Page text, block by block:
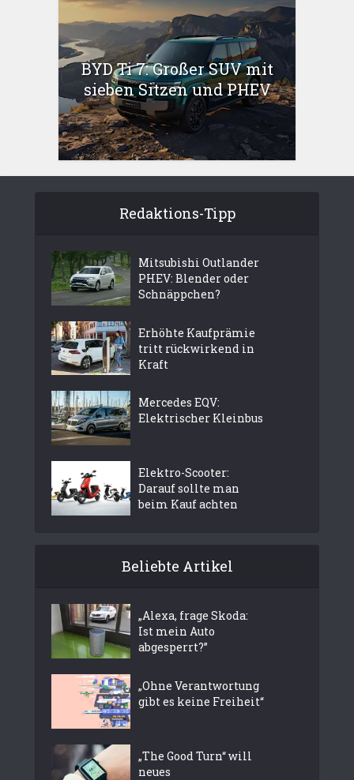
BYD Ti 7: Großer SUV mit
sieben Sitzen und PHEV
Redaktions-Tipp
Mitsubishi Outlander
PHEV: Blender oder
Schnäppchen?
Erhöhte Kaufprämie
tritt rückwirkend in
Kraft
Mercedes EQV:
Elektrischer Kleinbus
Elektro-Scooter:
Darauf sollte man
beim Kauf achten
Beliebte Artikel
„Alexa, frage Skoda:
Ist mein Auto
abgesperrt?”
„Ohne Verantwortung
gibt es keine Freiheit“
„The Good Turn“ will
neues